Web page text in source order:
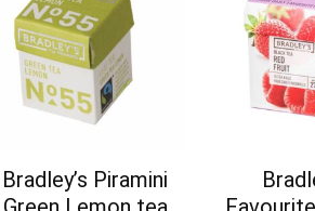
Bradley’s Piramini